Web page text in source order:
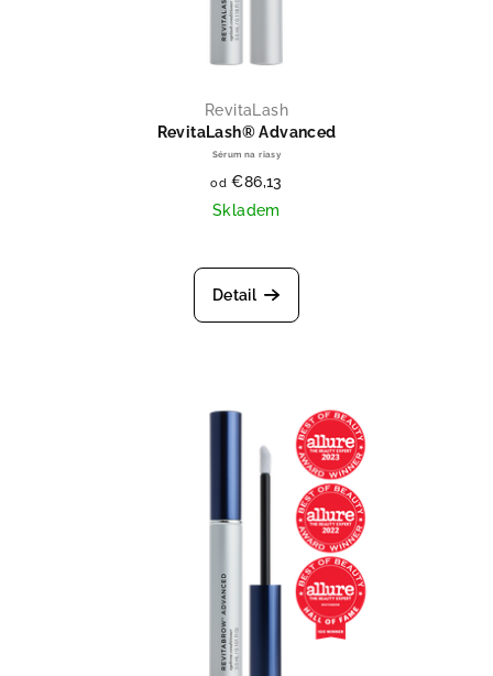
RevitaLash
RevitaLash® Advanced
Sérum na riasy
od €86,13
Skladem
Detail